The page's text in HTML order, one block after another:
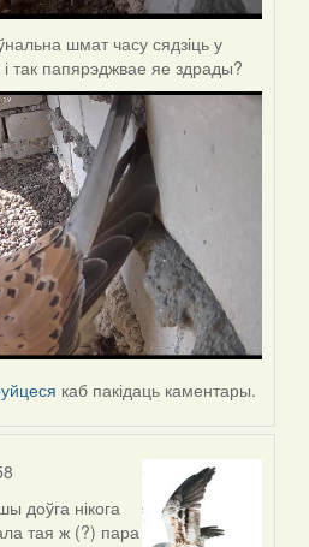
шмат часу сядзіць у
так папярэджвае яе здрады?
каб пакідаць каментары.
доўга нікога
тая ж (?) пара